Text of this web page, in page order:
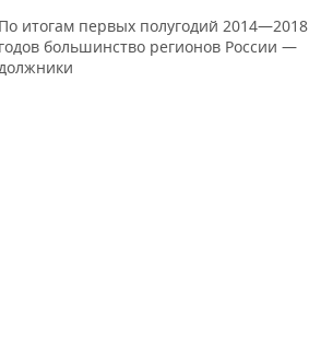
По итогам первых полугодий 2014—2018
годов большинство регионов России —